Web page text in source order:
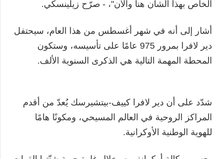
الخاص بهذا الشأن هنا والآن"، - صرّح زيلينسكي.
أشار إلى أنه في شهر أغسطس من هذا العام، سيحتفل
دير لافرا بمرور 975 عامًا على تأسيسه، وستكون
المحطة المهمة التالية هي الذكرى السنوية الألف.
شدّد على أن دير لافرا كييف-بيتشيرسك يُعدّ من أقدم
المراكز الروحية في العالم المسيحي، ومكونًا هامًا
للهوية الوطنية الأوكرانية.